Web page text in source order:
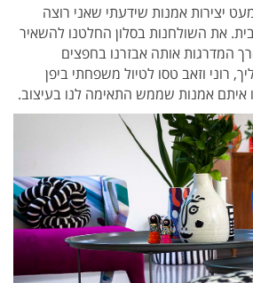
יצירות אמנות שידעתי שאני רוצה
את השולחנות בסלון החלטנו להשאיר
המדרגות אותה אבזרנו בחפצים
רוני וזאב טסו לטיול משפחתי ביפן
איתם אמנות שממש התאימה לנו בעיצוב.